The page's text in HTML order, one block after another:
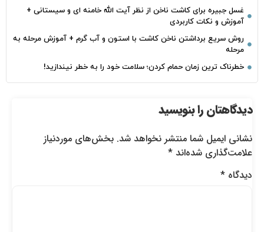
غسل جبیره برای کاشت ناخن از نظر آیت الله خامنه ای و سیستانی +
آموزش و نکات کاربردی
روش سریع برداشتن ناخن کاشت با استون و آب گرم + آموزش مرحله به
مرحله
خطرناک‌ ترین زمان‌ حمام کردن؛ سلامت خود را به خطر نیندازید!
دیدگاهتان را بنویسید
نشانی ایمیل شما منتشر نخواهد شد. بخش‌های موردنیاز
علامت‌گذاری شده‌اند*
دیدگاه*